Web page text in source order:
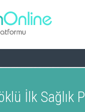
İlk Sağlık